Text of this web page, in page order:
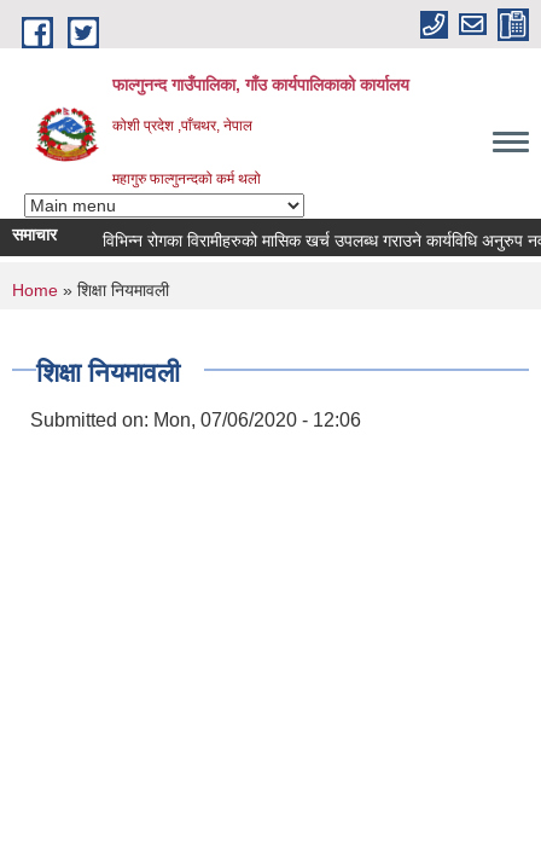
Skip to main content
फाल्गुनन्द गाउँपालिका, गाँउ कार्यपालिकाको कार्यालय
कोशी प्रदेश ,पाँचथर, नेपाल
महागुरु फाल्गुनन्दको कर्म थलो
समाचार विभिन्न रोगका विरामीहरुको मासिक खर्च उपलब्ध गराउने कार्यविधि अनुरुप
You are here
Home » शिक्षा नियमावली
शिक्षा नियमावली
Submitted on: Mon, 07/06/2020 - 12:06